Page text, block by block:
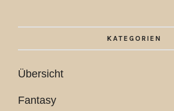
KATEGORIEN
Übersicht
Fantasy